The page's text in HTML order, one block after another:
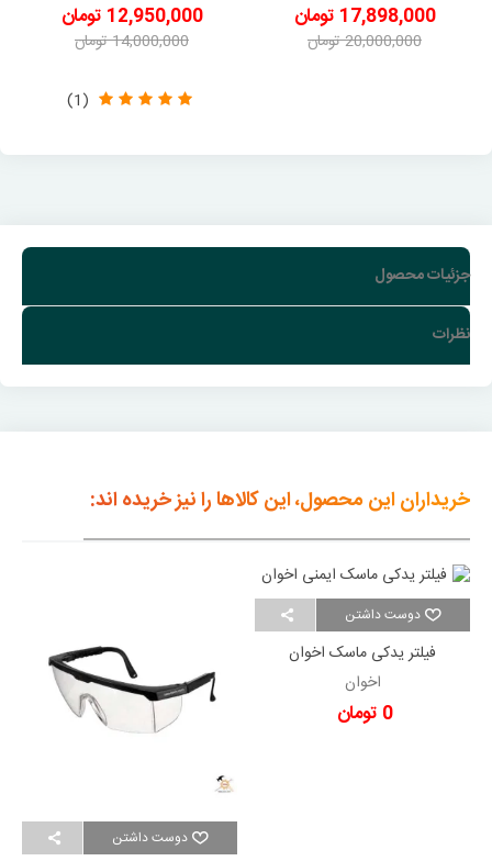
17,898,000 تومان
20,000,000 تومان
12,950,000 تومان
14,000,000 تومان
(1)
جزئیات محصول
نظرات
خریداران این محصول، این کالاها را نیز خریده اند:
دوست داشتن
فیلتر یدکی ماسک اخوان
اخوان
0 تومان
دوست داشتن